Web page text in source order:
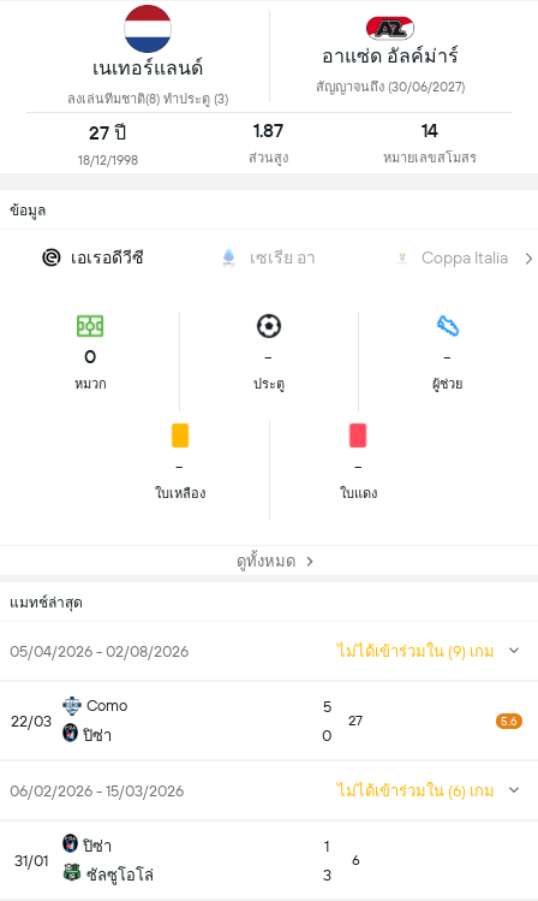
เนเทอร์แลนด์
ลงเล่นทีมชาติ(8) ทำประตู (3)
อาแซ่ด อัลค์ม่าร์
สัญญาจนถึง (30/06/2027)
27 ปี
18/12/1998
1.87
ส่วนสูง
14
หมายเลขสโมสร
ข้อมูล
เอเรอดีวีซี เซเรีย อา Coppa Italia
0
หมวก
-
ประตู
-
ผู้ช่วย
-
ใบเหลือง
-
ใบแดง
ดูทั้งหมด
แมทช์ล่าสุด
05/04/2026 - 02/08/2026 ไม่ได้เข้าร่วมใน (9) เกม
22/03
Como
ปิซ่า
5
0
27 5.6
06/02/2026 - 15/03/2026 ไม่ได้เข้าร่วมใน (6) เกม
31/01
ปิซ่า
ซัลซูโอโล่
1
3
6